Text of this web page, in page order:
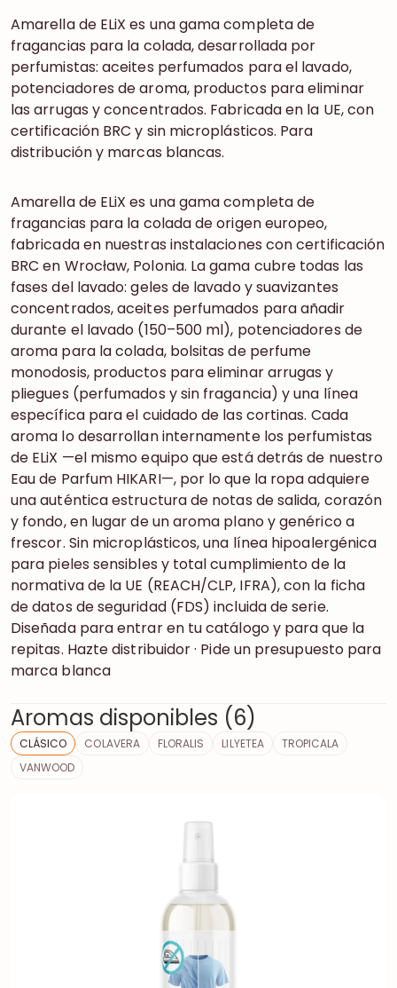
Amarella de ELiX es una gama completa de
fragancias para la colada, desarrollada por
perfumistas: aceites perfumados para el lavado,
potenciadores de aroma, productos para eliminar
las arrugas y concentrados. Fabricada en la UE, con
certificación BRC y sin microplásticos. Para
distribución y marcas blancas.
Amarella de ELiX es una gama completa de
fragancias para la colada de origen europeo,
fabricada en nuestras instalaciones con certificación
BRC en Wrocław, Polonia. La gama cubre todas las
fases del lavado: geles de lavado y suavizantes
concentrados, aceites perfumados para añadir
durante el lavado (150–500 ml), potenciadores de
aroma para la colada, bolsitas de perfume
monodosis, productos para eliminar arrugas y
pliegues (perfumados y sin fragancia) y una línea
específica para el cuidado de las cortinas. Cada
aroma lo desarrollan internamente los perfumistas
de ELiX —el mismo equipo que está detrás de nuestro
Eau de Parfum HIKARI—, por lo que la ropa adquiere
una auténtica estructura de notas de salida, corazón
y fondo, en lugar de un aroma plano y genérico a
frescor. Sin microplásticos, una línea hipoalergénica
para pieles sensibles y total cumplimiento de la
normativa de la UE (REACH/CLP, IFRA), con la ficha
de datos de seguridad (FDS) incluida de serie.
Diseñada para entrar en tu catálogo y para que la
repitas. Hazte distribuidor · Pide un presupuesto para
marca blanca
Aromas disponibles (6)
CLÁSICO COLAVERA FLORALIS LILYETEA
TROPICALA
VANWOOD